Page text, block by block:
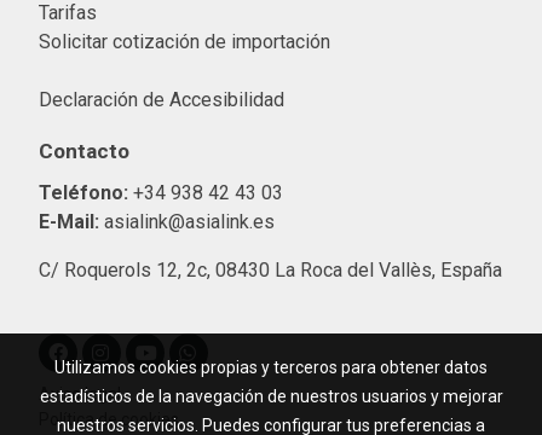
Tarifas
Solicitar cotización de importación
Declaración de Accesibilidad
Contacto
Teléfono: +34 938 42 43 03
E-Mail: asialink@asialink.es
C/ Roquerols 12, 2c, 08430 La Roca del Vallès, España
Aviso legal
Política de cookies
Utilizamos cookies propias y terceros para obtener datos
estadísticos de la navegación de nuestros usuarios y mejorar
nuestros servicios. Puedes configurar tus preferencias a